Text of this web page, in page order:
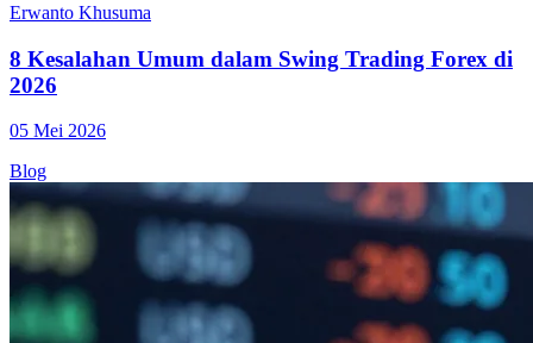
Erwanto Khusuma
8 Kesalahan Umum dalam Swing Trading Forex di
2026
05 Mei 2026
Blog